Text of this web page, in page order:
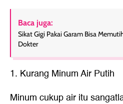
Baca juga:
Sikat Gigi Pakai Garam Bisa
Dokter
1. Kurang Minum Air Putih
Minum cukup air itu